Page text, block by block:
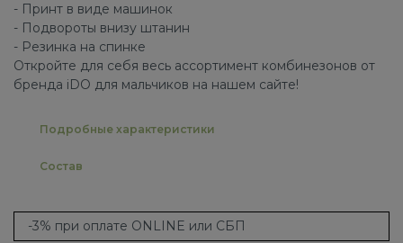
- Принт в виде машинок
- Подвороты внизу штанин
- Резинка на спинке
Откройте для себя весь ассортимент комбинезонов от
бренда iDO для мальчиков на нашем сайте!
Подробные характеристики
Состав
-3% при оплате ONLINE или СБП